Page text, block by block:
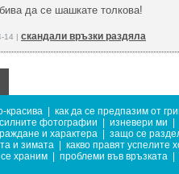
да се шашкате толкова!
14 | скандали връзки раздяла
красива
как да се предпазим от
фотографии изневери ми
и характера
защо се
и зимата
какво правят успелите
се храним проблеми във връзката